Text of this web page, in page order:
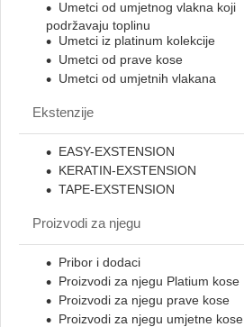
Umetci od umjetnog vlakna koji
podržavaju toplinu
Umetci iz platinum kolekcije
Umetci od prave kose
Umetci od umjetnih vlakana
Ekstenzije
EASY-EXSTENSION
KERATIN-EXSTENSION
TAPE-EXSTENSION
Proizvodi za njegu
Pribor i dodaci
Proizvodi za njegu Platium kose
Proizvodi za njegu prave kose
Proizvodi za njegu umjetne kose